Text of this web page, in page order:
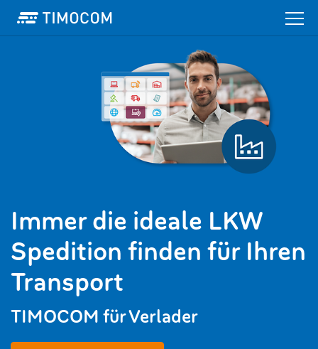
Immer die ideale LKW
Spedition finden für Ihren
Transport
TIMOCOM für Verlader